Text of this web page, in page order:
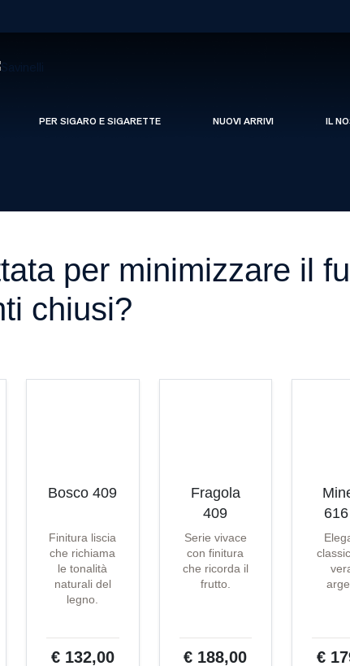
PER SIGARO E SIGARETTE NUOVI ARRIVI IL
per minimizzare il
chiusi?
Bosco 409
Finitura liscia
che richiama
le tonalità
naturali del
legno.
€ 132,00
Fragola
409
Serie vivace
con finitura
che ricorda il
frutto.
€ 188,00 €